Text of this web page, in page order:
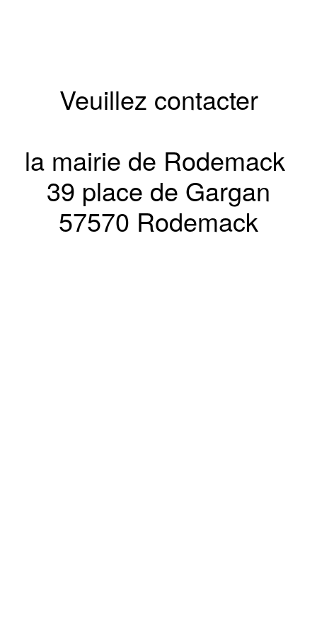
Veuillez contacter
la mairie de Rodemack
39 place de Gargan
57570 Rodemack